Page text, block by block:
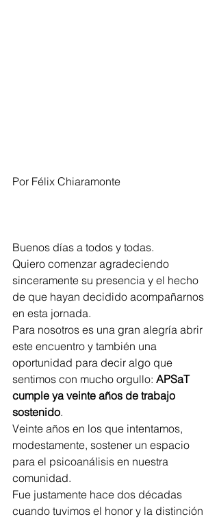
Por Félix Chiaramonte
Buenos días a todos y todas.
Quiero comenzar agradeciendo
sinceramente su presencia y el hecho
de que hayan decidido acompañarnos
en esta jornada.
Para nosotros es una gran alegría abrir
este encuentro y también una
oportunidad para decir algo que
sentimos con mucho orgullo: APSaT
cumple ya veinte años de trabajo
sostenido.
Veinte años en los que intentamos,
modestamente, sostener un espacio
para el psicoanálisis en nuestra
comunidad.
Fue justamente hace dos décadas
cuando tuvimos el honor y la distinción